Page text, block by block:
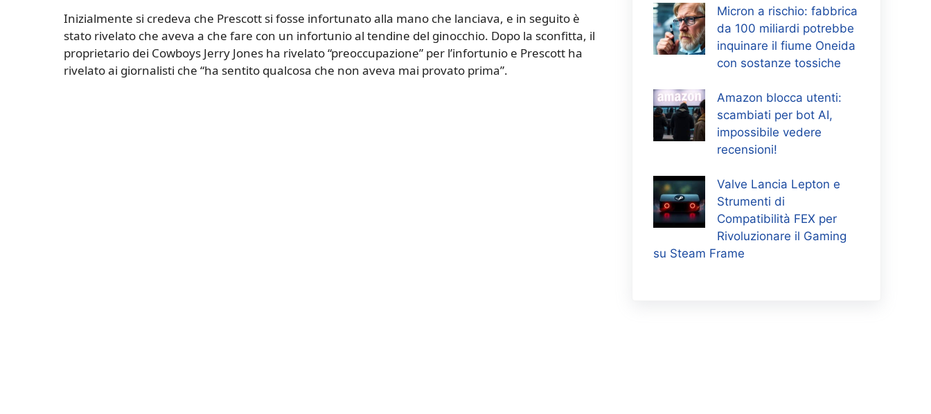
Inizialmente si credeva che Prescott si fosse infortunato alla mano che lanciava, e in seguito è
stato rivelato che aveva a che fare con un infortunio al tendine del ginocchio. Dopo la sconfitta, il
proprietario dei Cowboys Jerry Jones ha rivelato “preoccupazione” per l’infortunio e Prescott ha
rivelato ai giornalisti che “ha sentito qualcosa che non aveva mai provato prima”.
Micron a rischio: fabbrica
da 100 miliardi potrebbe
inquinare il fiume Oneida
con sostanze tossiche
Amazon blocca utenti:
scambiati per bot AI,
impossibile vedere
recensioni!
Valve Lancia Lepton e
Strumenti di
Compatibilità FEX per
Rivoluzionare il Gaming
su Steam Frame